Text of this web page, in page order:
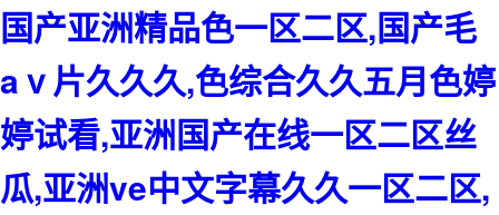
国产亚洲精品色一区二区,国产毛
aⅴ片久久久,色综合久久五月色婷
婷试看,亚洲国产在线一区二区丝
瓜,亚洲ve中文字幕久久一区二区,